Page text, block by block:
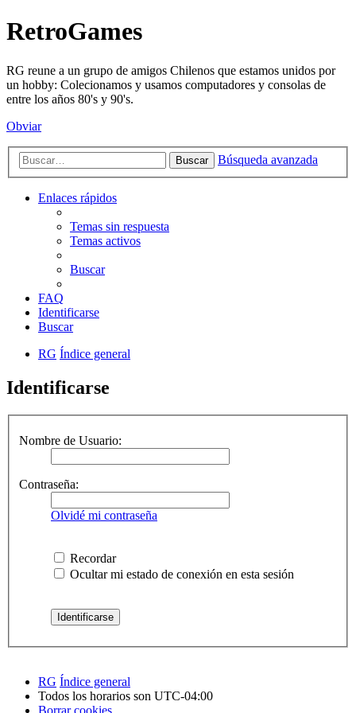
RetroGames
RG reune a un grupo de amigos Chilenos que estamos unidos por
un hobby: Colecionamos y usamos computadores y consolas de
entre los años 80's y 90's.
Obviar
Buscar Búsqueda avanzada
Enlaces rápidos
Temas sin respuesta
Temas activos
Buscar
FAQ
Identificarse
Buscar
RG Índice general
Identificarse
Nombre de Usuario:
Contraseña:
Olvidé mi contraseña
Recordar
Ocultar mi estado de conexión en esta sesión
RG Índice general
Todos los horarios son UTC-04:00
Borrar cookies